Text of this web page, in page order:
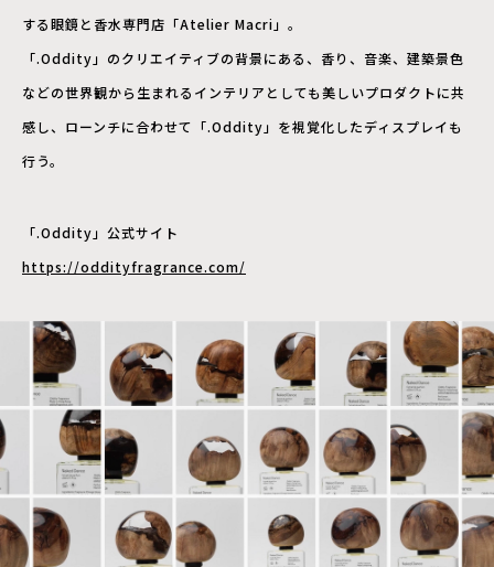
する眼鏡と香水専門店「Atelier Macri」。
「.Oddity」のクリエイティブの背景にある、香り、音楽、建築景色
などの世界観から生まれるインテリアとしても美しいプロダクトに共
感し、ローンチに合わせて「.Oddity」を視覚化したディスプレイも
行う。
「.Oddity」公式サイト
https://oddityfragrance.com/